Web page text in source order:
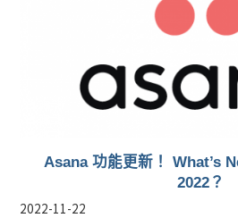
Asana 功能更新！ What’s
2022？
2022-11-22